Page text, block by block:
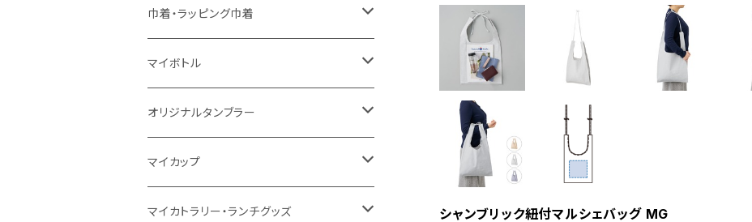
シャンブリック紐付マルシェバッグ MG
コットン
5oz
シーチング
キャンパス
8oz
10oz
デニム・デニムライク
ポリエステル
再生不織布
10oz
シーチング
キャンパス
10oz
12oz
デニム
ポリエステル
不織布
保冷
再生ファブリック
5oz
コットン
5oz
キャンパス
ポリエステル
不織布
ポリエステル
不織布
スウェット
ボトル
タンブラー
ランチグッズ
ハンカチ
傘
オーガニックコットン
フェアトレードコットン
再生ファブリック
キャンパス
デニム・デニムライク
巾着・ラッピング巾着
コットン
オーガニックコットン
再生ファブリック
フェアトレードコットン
マイボトル
ステンレスサーモ
ステンレス
アルミ
オリジナルタンブラー
サーモタンブラー
ステンレス2層タンブラー
マイカップ
サーモ
マイカトラリー・ランチグッズ